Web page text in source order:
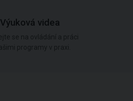
Výuková videa